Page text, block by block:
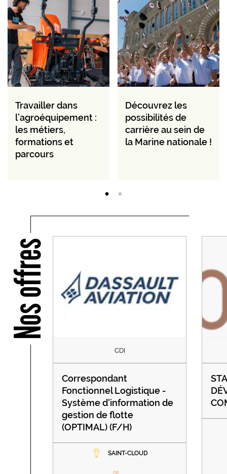
Travailler dans
l’agroéquipement :
les métiers,
formations et
parcours
Découvrez les
possibilités de
carrière au sein de
la Marine nationale !
Nos offres
CDI
Correspondant
Fonctionnel Logistique -
Système d'information de
gestion de flotte
(OPTIMAL) (F/H)
SAINT-CLOUD